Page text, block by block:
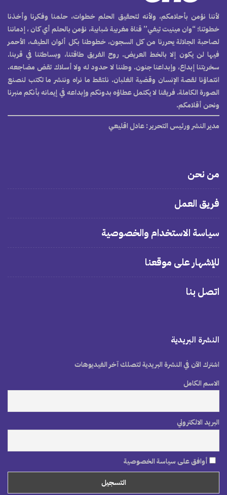
لأننا نؤمن بأحلامكم، ولأنه لتحقيق الحلم خطوات، حلمنا وفكرنا وأخذنا
خطوتنا؛ “وان مينيت تيفي” قناة مغربية شبابية، نؤمن بالحلم أي كان ، إدماننا
لصاحبة الجلالة يحررنا من كل السجون، خطوطنا بكل ألوان الطيف، الأحمر
فيها لن يكون إلا بالخط العريض. روح الفريق طاقتنا، وبساطتنا في قربنا.
سخريتنا إبداع، وإبداعنا جنون. وطننا لا حدود له ولا أسلاك تقض مضاجعه.
انتماؤنا لقصة الإنسان وقضية الغلبان. نلتقط ما نراه وننشر ما تكتب لنصنع
الصورة الكاملة. فريقنا لا يكتمل عطاؤه بدونكم وإبداعه في إيمانه بأنكم منبرنا
ونحن أقلامكم.
مدير النشر ورئيس التحرير : عادل اقليعي
من نحن
فريق العمل
سياسة الاستخدام والخصوصية
للإشهار على موقعنا
اتصل بنا
النشرة البريدية
اشترك الآن في النشرة البريدية لتصلك آخر الفيديوهات
الاسم الكامل
البريد الالكتروني
أوافق على سياسة الخصوصية